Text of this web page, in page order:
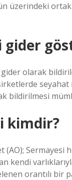
üzerindeki
olarak
bildirilmesi
kimdir?
(AO);
kendi
orantılı bir